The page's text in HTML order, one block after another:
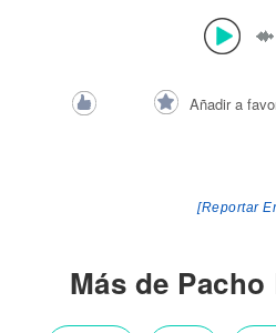
Añadir a
[Reportar
Más de